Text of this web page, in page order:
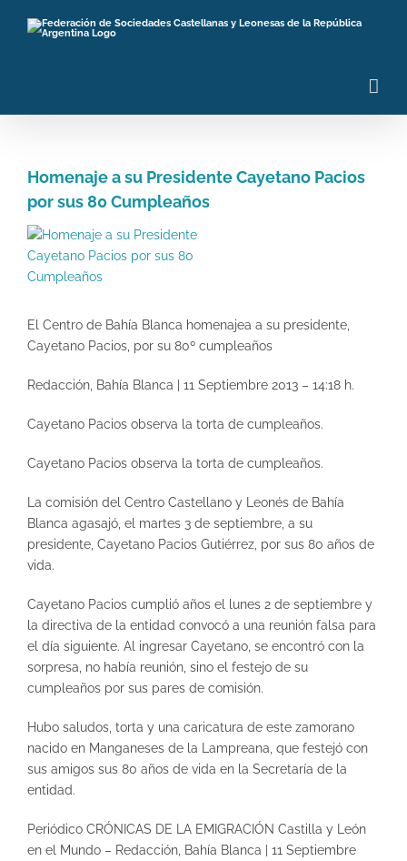
Homenaje a su Presidente Cayetano Pacios
por sus 80 Cumpleaños
Ver
imagen
más
El Centro de Bahía Blanca homenajea a su presidente,
Cayetano Pacios, por su 80º cumpleaños
Redacción, Bahía Blanca | 11 Septiembre 2013 – 14:18 h.
Cayetano Pacios observa la torta de cumpleaños.
Cayetano Pacios observa la torta de cumpleaños.
La comisión del Centro Castellano y Leonés de Bahía
Blanca agasajó, el martes 3 de septiembre, a su
presidente, Cayetano Pacios Gutiérrez, por sus 80 años de
vida.
Cayetano Pacios cumplió años el lunes 2 de septiembre y
la directiva de la entidad convocó a una reunión falsa para
el día siguiente. Al ingresar Cayetano, se encontró con la
sorpresa, no había reunión, sino el festejo de su
cumpleaños por sus pares de comisión.
Hubo saludos, torta y una caricatura de este zamorano
nacido en Manganeses de la Lampreana, que festejó con
sus amigos sus 80 años de vida en la Secretaría de la
entidad.
Periódico CRÓNICAS DE LA EMIGRACIÓN Castilla y León
en el Mundo – Redacción, Bahía Blanca | 11 Septiembre